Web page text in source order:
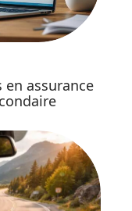
assurance